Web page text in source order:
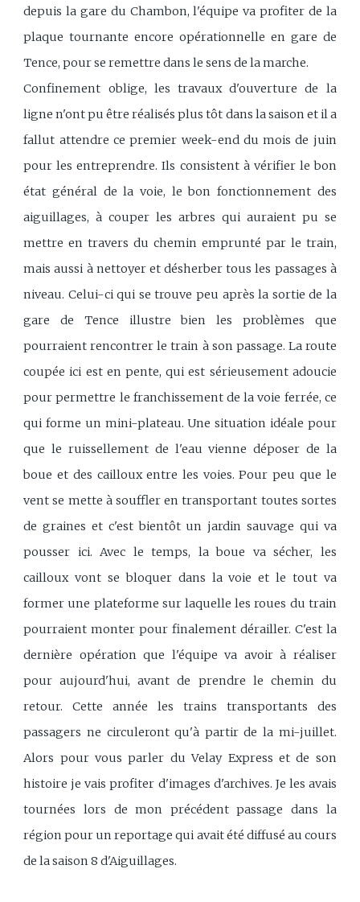
depuis la gare du Chambon, l'équipe va profiter de la
plaque tournante encore opérationnelle en gare de
Tence, pour se remettre dans le sens de la marche.
Confinement oblige, les travaux d'ouverture de la
ligne n'ont pu être réalisés plus tôt dans la saison et il a
fallut attendre ce premier week-end du mois de juin
pour les entreprendre. Ils consistent à vérifier le bon
état général de la voie, le bon fonctionnement des
aiguillages, à couper les arbres qui auraient pu se
mettre en travers du chemin emprunté par le train,
mais aussi à nettoyer et désherber tous les passages à
niveau. Celui-ci qui se trouve peu après la sortie de la
gare de Tence illustre bien les problèmes que
pourraient rencontrer le train à son passage. La route
coupée ici est en pente, qui est sérieusement adoucie
pour permettre le franchissement de la voie ferrée, ce
qui forme un mini-plateau. Une situation idéale pour
que le ruissellement de l'eau vienne déposer de la
boue et des cailloux entre les voies. Pour peu que le
vent se mette à souffler en transportant toutes sortes
de graines et c'est bientôt un jardin sauvage qui va
pousser ici. Avec le temps, la boue va sécher, les
cailloux vont se bloquer dans la voie et le tout va
former une plateforme sur laquelle les roues du train
pourraient monter pour finalement dérailler. C'est la
dernière opération que l'équipe va avoir à réaliser
pour aujourd'hui, avant de prendre le chemin du
retour. Cette année les trains transportants des
passagers ne circuleront qu'à partir de la mi-juillet.
Alors pour vous parler du Velay Express et de son
histoire je vais profiter d'images d'archives. Je les avais
tournées lors de mon précédent passage dans la
région pour un reportage qui avait été diffusé au cours
de la saison 8 d'Aiguillages.